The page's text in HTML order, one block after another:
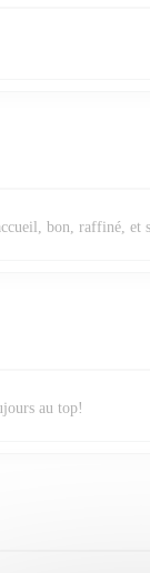
bon, raffiné, et
au top!